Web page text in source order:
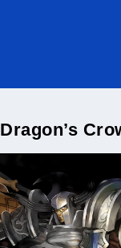
Dragon’s